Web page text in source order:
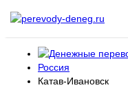
Россия
Катав-Ивановск